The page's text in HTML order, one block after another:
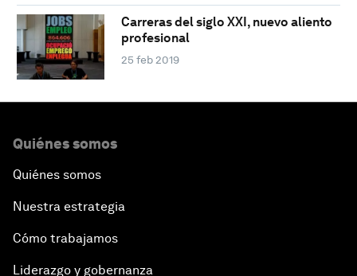
Carreras del siglo XXI, nuevo aliento
profesional
25 feb 2019
Quiénes somos
Quiénes somos
Nuestra estrategia
Cómo trabajamos
Liderazgo y gobernanza